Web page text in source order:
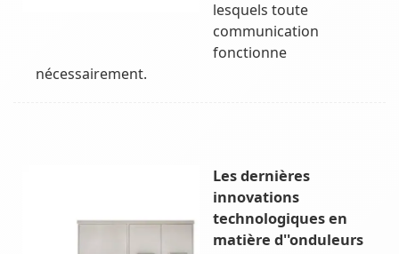
lesquels toute
communication
fonctionne
nécessairement.
Les dernières
innovations
technologiques en
matière d''onduleurs